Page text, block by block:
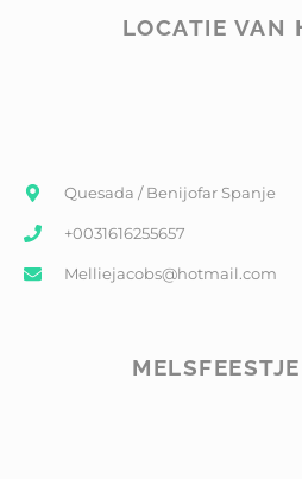
LOCATIE VAN
Quesada / Benijofar Spanje
+0031616255657
Melliejacobs@hotmail.com